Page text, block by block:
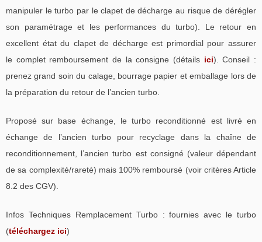
manipuler le turbo par le clapet de décharge au risque de dérégler
son paramétrage et les performances du turbo). Le retour en
excellent état du clapet de décharge est primordial pour assurer
le complet remboursement de la consigne (détails ici). Conseil :
prenez grand soin du calage, bourrage papier et emballage lors de
la préparation du retour de l’ancien turbo.
Proposé sur base échange, le turbo reconditionné est livré en
échange de l’ancien turbo pour recyclage dans la chaîne de
reconditionnement, l’ancien turbo est consigné (valeur dépendant
de sa complexité/rareté) mais 100% remboursé (voir critères Article
8.2 des CGV).
Infos Techniques Remplacement Turbo : fournies avec le turbo
(téléchargez ici)